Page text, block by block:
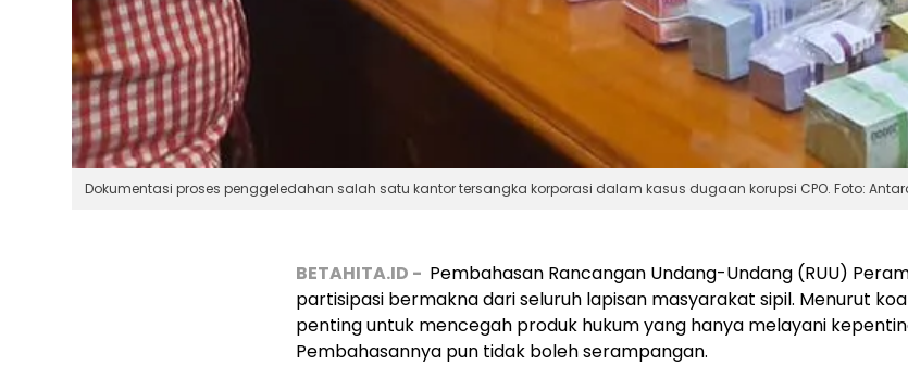
Dokumentasi proses penggeledahan salah satu kantor tersangka korporasi dalam kasus dugaan korupsi CPO. Foto:
BETAHITA.ID - Pembahasan Rancangan Undang-Undang (RUU)
partisipasi bermakna dari seluruh lapisan masyarakat sipil. Menurut
penting untuk mencegah produk hukum yang hanya melayani
Pembahasannya pun tidak boleh serampangan.